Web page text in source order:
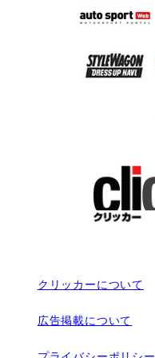
クリッカーについて
広告掲載について